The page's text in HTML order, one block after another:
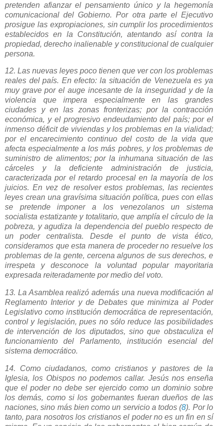
pretenden afianzar el pensamiento único y la hegemonía
comunicacional del Gobierno. Por otra parte el Ejecutivo
prosigue las expropiaciones, sin cumplir los procedimientos
establecidos en la Constitución, atentando así contra la
propiedad, derecho inalienable y constitucional de cualquier
persona.
12. Las nuevas leyes poco tienen que ver con los problemas
reales del país. En efecto: la situación de Venezuela es ya
muy grave por el auge incesante de la inseguridad y de la
violencia que impera especialmente en las grandes
ciudades y en las zonas fronterizas; por la contracción
económica, y el progresivo endeudamiento del país; por el
inmenso déficit de viviendas y los problemas en la vialidad;
por el encarecimiento continuo del costo de la vida que
afecta especialmente a los más pobres, y los problemas de
suministro de alimentos; por la inhumana situación de las
cárceles y la deficiente administración de justicia,
caracterizada por el retardo procesal en la mayoría de los
juicios. En vez de resolver estos problemas, las recientes
leyes crean una gravísima situación política, pues con ellas
se pretende imponer a los venezolanos un sistema
socialista estatizante y totalitario, que amplía el círculo de la
pobreza, y agudiza la dependencia del pueblo respecto de
un poder centralista. Desde el punto de vista ético,
consideramos que esta manera de proceder no resuelve los
problemas de la gente, cercena algunos de sus derechos, e
irrespeta y desconoce la voluntad popular mayoritaria
expresada reiteradamente por medio del voto.
13. La Asamblea realizó además una nueva modificación al
Reglamento Interior y de Debates que minimiza al Poder
Legislativo como institución democrática de representación,
control y legislación, pues no sólo reduce las posibilidades
de intervención de los diputados, sino que obstaculiza el
funcionamiento del Parlamento, institución esencial del
sistema democrático.
14. Como ciudadanos, como cristianos y pastores de la
Iglesia, los Obispos no podemos callar. Jesús nos enseña
que el poder no debe ser ejercido como un dominio sobre
los demás, como si los gobernantes fueran dueños de las
naciones, sino más bien como un servicio a todos (8). Por lo
tanto, para nosotros los cristianos el poder no es un fin en sí